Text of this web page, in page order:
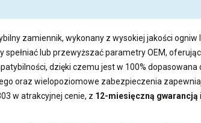
zamiennik, wykonany z wysokiej jakości
spełniać lub przewyższać parametry OEM,
dzięki czemu jest w 100% dopasowana
oraz wielopoziomowe zabezpieczenia
w atrakcyjnej cenie, z 12-miesięczną gwarancją